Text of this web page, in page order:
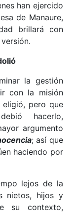
han ejercido
de Manaure,
brillará con
la gestión
con la misión
pero que
hacerlo,
argumento
; así que
haciendo por
lejos de la
nietos, hijos y
su contexto,